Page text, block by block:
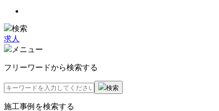
検索
求人
メニュー
フリーワードから検索する
検索
施工事例を検索する